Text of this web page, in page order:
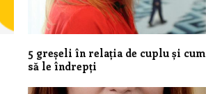
5 greșeli în relația de cuplu și cum
să le îndrepți